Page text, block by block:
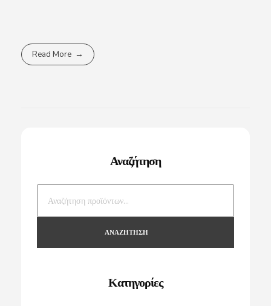
Read More
Αναζήτηση
ΑΝΑΖΉΤΗΣΗ
Κατηγορίες